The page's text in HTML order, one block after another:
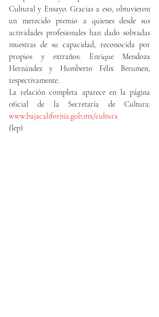
Cultural y Ensayo. Gracias a eso, obtuvieron
un merecido premio a quienes desde sus
actividades profesionales han dado sobradas
muestras de su capacidad, reconocida por
propios y extraños: Enrique Mendoza
Hernández y Humberto Félix Berumen,
respectivamente.
La relación completa aparece en la página
www.bajacalifornia.gob.mx/cultura
(lep)